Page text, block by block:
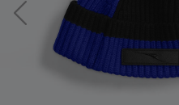
日本限定モデル
スノーグース
日本限定モデル
スノーグース